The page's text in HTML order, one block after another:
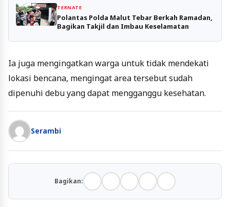
TERNATE
Polantas Polda Malut Tebar Berkah Ramadan,
Bagikan Takjil dan Imbau Keselamatan
Ia juga mengingatkan warga untuk tidak mendekati
lokasi bencana, mengingat area tersebut sudah
dipenuhi debu yang dapat mengganggu kesehatan.
Serambi
Bagikan: